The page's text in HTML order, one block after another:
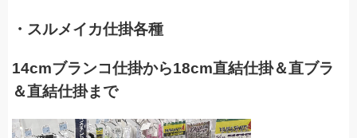
・スルメイカ仕掛各種
14cmブランコ仕掛から18cm直結仕掛＆直ブラ
＆直結仕掛まで